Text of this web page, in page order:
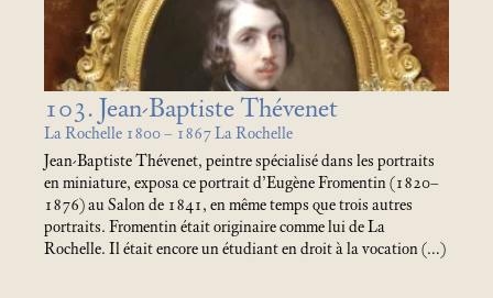
103. Jean-Baptiste Thévenet
La Rochelle 1800 – 1867 La Rochelle
Jean-Baptiste Thévenet, peintre spécialisé dans les portraits
en miniature, exposa ce portrait d’Eugène Fromentin (1820–
1876) au Salon de 1841, en même temps que trois autres
portraits. Fromentin était originaire comme lui de La
Rochelle. Il était encore un étudiant en droit à la vocation (…)